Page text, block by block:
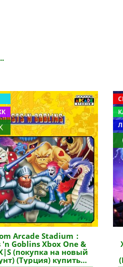
Arcade Stadium：
'n Goblins Xbox One &
(покупка на новый
(Турция) купить